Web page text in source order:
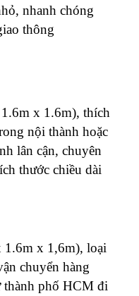
nhanh chóng
thông
x 1.6m), thích
nội thành hoặc
lân cận, chuyên
thước chiều dài
x 1,6m), loại
chuyển hàng
thành phố HCM đi